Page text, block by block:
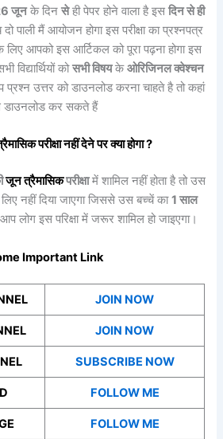
जूनके दिन सेही पेपर होने वाला है इस दिनसेही
पाली मैं आयोजन होगा इस परीक्षा का प्रश्नपत्र
आपको इस आर्टिकल को पूरा पढ़ना होगा इस
कोसभी विषयकेओरिजिनल क्वेश्चन
उत्तर को डाउनलोड करना चाहते है तो कहां
डाउनलोड कर सकते हैं
परीक्षा नहीं देने पर क्या होगा ?
जूनत्रैमासिकपरीक्षामें शामिल नहीं होता है तो उस
लिए नहीं दिया जाएगा जिससे उस बच्चें का1 साल
लोग इस परिक्षा में जरूर शामिल हो जाइएगा।
Important Link
JOIN NOW
JOIN NOW
SUBSCRIBE NOW
FOLLOW ME
FOLLOW ME